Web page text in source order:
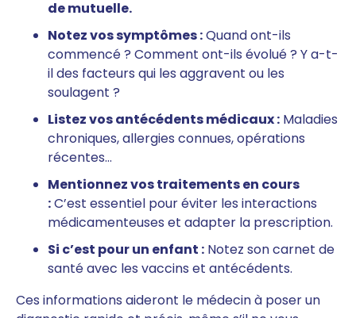
de mutuelle.
Notez vos symptômes :Quand ont-ils
commencé ? Comment ont-ils évolué ? Y a-t-
il des facteurs qui les aggravent ou les
soulagent ?
Listez vos antécédents médicaux : Maladies
chroniques, allergies connues, opérations
récentes…
Mentionnez vos traitements en cours
:C’est essentiel pour éviter les interactions
médicamenteuses et adapter la prescription.
Si c’est pour un enfant : Notez son carnet de
santé avec les vaccins et antécédents.
Ces informations aideront le médecin à poser un